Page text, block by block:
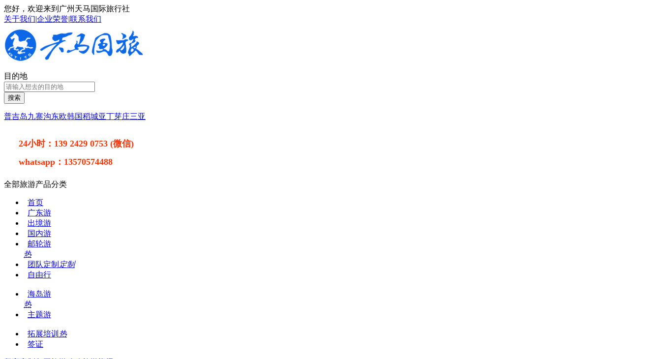
您好，欢迎来到广州天马国际旅行社
关于我们|企业荣誉|联系我们
目的地
搜索
普吉岛九寨沟东欧韩国稻城亚丁芽庄三亚
24小时： 139 2429 0753 (微信)
whatsapp： 13570574488
全部旅游产品分类
首页
广东游
出境游
国内游
邮轮游
热
团队定制 定制
自由行
海岛游
热
主题游
拓展培训 热
签证